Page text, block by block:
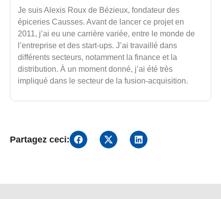
Je suis Alexis Roux de Bézieux, fondateur des
épiceries Causses. Avant de lancer ce projet en
2011, j’ai eu une carrière variée, entre le monde de
l’entreprise et des start-ups. J’ai travaillé dans
différents secteurs, notamment la finance et la
distribution. À un moment donné, j’ai été très
impliqué dans le secteur de la fusion-acquisition.
Partagez ceci: